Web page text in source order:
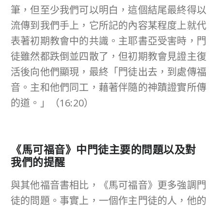
筆，但至少我們可以明白，這個結尾最終得以
流傳到我們手上，它所記的內容某程度上就代
表著初期教會中的共識。主耶書亞受害時，門
徒雖然都跌倒並四散了，但初期教會見證主復
活後向他們顯現，最終「門徒出去，到處傳福
音。主和他們同工，藉著伴隨的神蹟證實所傳
的道。」（16:20）
《馬可福音》中門徒主要的問題以及對
我們的提醒
與其他福音書相比，《馬可福音》更多強調門
徒的問題。事實上，一個作主門徒的人，他的